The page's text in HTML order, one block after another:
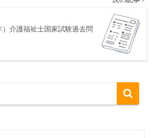
）介護福祉士国家試験過去問